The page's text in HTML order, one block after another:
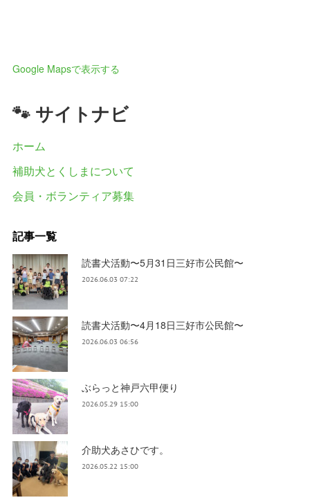
Google Mapsで表示する
🐾 サイトナビ
ホーム
補助犬とくしまについて
会員・ボランティア募集
記事一覧
読書犬活動〜5月31日三好市公民館〜
2026.06.03 07:22
読書犬活動〜4月18日三好市公民館〜
2026.06.03 06:56
ぶらっと神戸六甲便り
2026.05.29 15:00
介助犬あさひです。
2026.05.22 15:00